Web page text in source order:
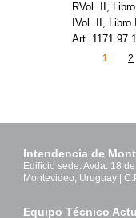
RVol. II,
IVol. II,
Art.
1 2
Intendencia de
Edificio sede: Avda. 18
Montevideo, Uruguay |
Equipo Técnico